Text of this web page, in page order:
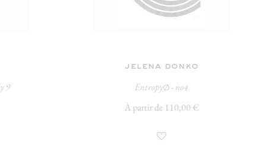
9
jelena donko
Entropy∅ - no4
À partir de 110,00 €